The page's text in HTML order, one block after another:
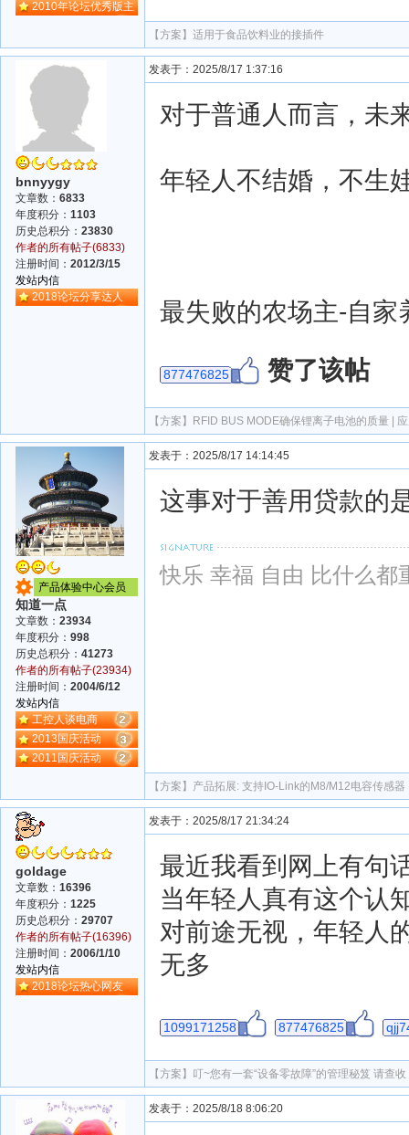
2010年论坛优秀版主
【方案】 适用于食品饮料业的接插件
bnnyygy
文章数： 6833
年度积分： 1103
历史总积分： 23830
作者的所有帖子(6833)
注册时间： 2012/3/15
发站内信
2018论坛分享达人
发表于：2025/8/17 1:37:16
对于普通人而言，未
年轻人不结婚，不生
最失败的农场主-自
877476825 赞了该帖
【方案】 RFID BUS MODE确保锂离子电池的质量 |
产品体验中心会员
知道一点
文章数： 23934
年度积分： 998
历史总积分： 41273
作者的所有帖子(23934)
注册时间： 2004/6/12
发站内信
工控人谈电商
2013国庆活动
2011国庆活动
发表于：2025/8/17 14:14:45
这事对于善用贷款的
快乐 幸福 自由 比什么都
【方案】 产品拓展: 支持IO-Link的M8/M12电容传感器
goldage
文章数： 16396
年度积分： 1225
历史总积分： 29707
作者的所有帖子(16396)
注册时间： 2006/1/10
发站内信
2018论坛热心网友
发表于：2025/8/17 21:34:24
最近我看到网上有句
当年轻人真有这个认
对前途无视，年轻人
无多
1099171258 877476825
【方案】 叮~您有一套“设备零故障”的管理秘笈 请查收
发表于：2025/8/18 8:06:20